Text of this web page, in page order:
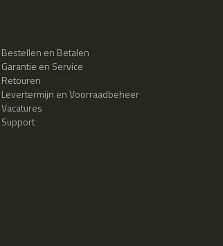
Bestellen en Betalen
Garantie en Service
Retouren
Levertermijn en Voorraadbeheer
Vacatures
Support